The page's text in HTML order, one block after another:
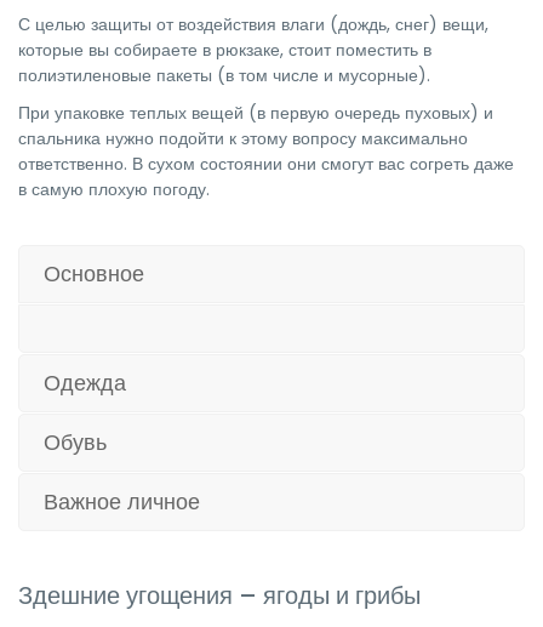
С целью защиты от воздействия влаги (дождь, снег) вещи,
которые вы собираете в рюкзаке, стоит поместить в
полиэтиленовые пакеты (в том числе и мусорные).
При упаковке теплых вещей (в первую очередь пуховых) и
спальника нужно подойти к этому вопросу максимально
ответственно. В сухом состоянии они смогут вас согреть даже
в самую плохую погоду.
Основное
Одежда
Обувь
Важное личное
Здешние угощения – ягоды и грибы